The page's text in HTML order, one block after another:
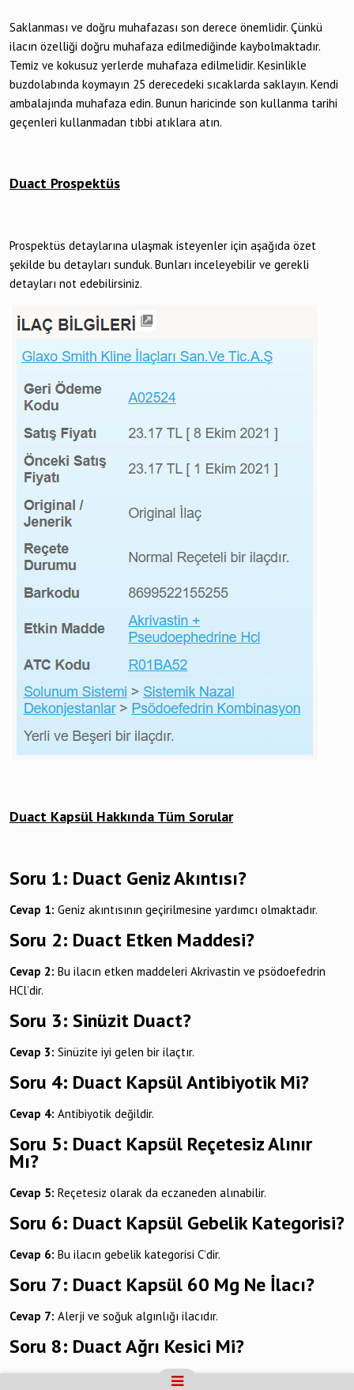
Saklanması ve doğru muhafazası son derece önemlidir. Çünkü
ilacın özelliği doğru muhafaza edilmediğinde kaybolmaktadır.
Temiz ve kokusuz yerlerde muhafaza edilmelidir. Kesinlikle
buzdolabında koymayın 25 derecedeki sıcaklarda saklayın. Kendi
ambalajında muhafaza edin. Bunun haricinde son kullanma tarihi
geçenleri kullanmadan tıbbi atıklara atın.
Duact Prospektüs
Prospektüs detaylarına ulaşmak isteyenler için aşağıda özet
şekilde bu detayları sunduk. Bunları inceleyebilir ve gerekli
detayları not edebilirsiniz.
Duact Kapsül Hakkında Tüm Sorular
Soru 1: Duact Geniz Akıntısı?
Cevap 1: Geniz akıntısının geçirilmesine yardımcı olmaktadır.
Soru 2: Duact Etken Maddesi?
Cevap 2: Bu ilacın etken maddeleri Akrivastin ve psödoefedrin
HCl’dir.
Soru 3: Sinüzit Duact?
Cevap 3: Sinüzite iyi gelen bir ilaçtır.
Soru 4: Duact Kapsül Antibiyotik Mi?
Cevap 4: Antibiyotik değildir.
Soru 5: Duact Kapsül Reçetesiz Alınır
Mı?
Cevap 5: Reçetesiz olarak da eczaneden alınabilir.
Soru 6: Duact Kapsül Gebelik Kategorisi?
Cevap 6: Bu ilacın gebelik kategorisi C’dir.
Soru 7: Duact Kapsül 60 Mg Ne İlacı?
Cevap 7: Alerji ve soğuk algınlığı ilacıdır.
Soru 8: Duact Ağrı Kesici Mi?